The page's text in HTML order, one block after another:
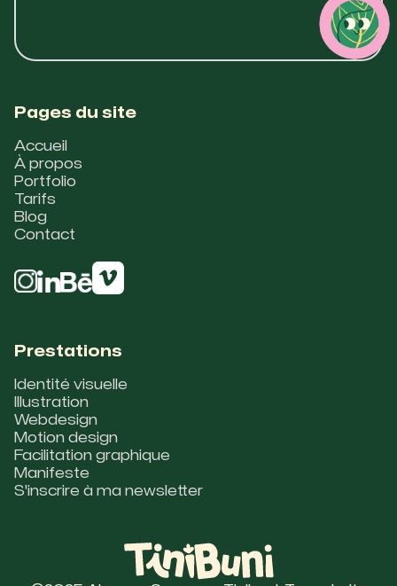
Pages du site
Accueil
À propos
Portfolio
Tarifs
Blog
Contact
Prestations
Identité visuelle
Illustration
Webdesign
Motion design
Facilitation graphique
Manifeste
S'inscrire à ma newsletter